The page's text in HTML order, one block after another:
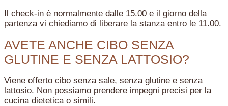
Il check-in è normalmente dalle 15.00 e il giorno della
partenza vi chiediamo di liberare la stanza entro le 11.00.
AVETE ANCHE CIBO SENZA
GLUTINE E SENZA LATTOSIO?
Viene offerto cibo senza sale, senza glutine e senza
lattosio. Non possiamo prendere impegni precisi per la
cucina dietetica o simili.